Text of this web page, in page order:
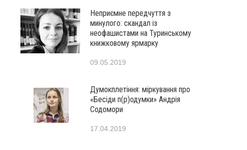
Неприємне передчуття з
минулого: скандал із
неофашистами на Туринському
книжковому ярмарку
09.05.2019
Думокплетіння: міркування про
«Бесіди п(р)одумки» Андрія
Содомори
17.04.2019